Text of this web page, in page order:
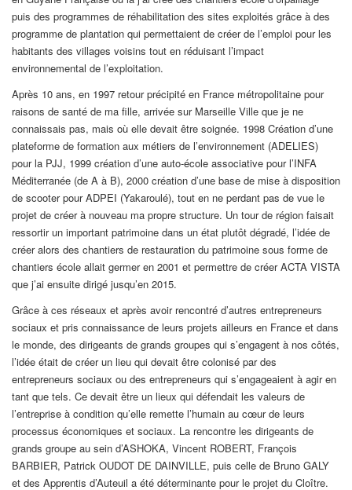
puis des programmes de réhabilitation des sites exploités grâce à des
programme de plantation qui permettaient de créer de l’emploi pour les
habitants des villages voisins tout en réduisant l’impact
environnemental de l’exploitation.
Après 10 ans, en 1997 retour précipité en France métropolitaine pour
raisons de santé de ma fille, arrivée sur Marseille Ville que je ne
connaissais pas, mais où elle devait être soignée. 1998 Création d’une
plateforme de formation aux métiers de l’environnement (ADELIES)
pour la PJJ, 1999 création d’une auto-école associative pour l’INFA
Méditerranée (de A à B), 2000 création d’une base de mise à disposition
de scooter pour ADPEI (Yakaroulé), tout en ne perdant pas de vue le
projet de créer à nouveau ma propre structure. Un tour de région faisait
ressortir un important patrimoine dans un état plutôt dégradé, l’idée de
créer alors des chantiers de restauration du patrimoine sous forme de
chantiers école allait germer en 2001 et permettre de créer ACTA VISTA
que j’ai ensuite dirigé jusqu’en 2015.
Grâce à ces réseaux et après avoir rencontré d’autres entrepreneurs
sociaux et pris connaissance de leurs projets ailleurs en France et dans
le monde, des dirigeants de grands groupes qui s’engagent à nos côtés,
l’idée était de créer un lieu qui devait être colonisé par des
entrepreneurs sociaux ou des entrepreneurs qui s’engageaient à agir en
tant que tels. Ce devait être un lieux qui défendait les valeurs de
l’entreprise à condition qu’elle remette l’humain au cœur de leurs
processus économiques et sociaux. La rencontre les dirigeants de
grands groupe au sein d’ASHOKA, Vincent ROBERT, François
BARBIER, Patrick OUDOT DE DAINVILLE, puis celle de Bruno GALY
et des Apprentis d’Auteuil a été déterminante pour le projet du Cloître.